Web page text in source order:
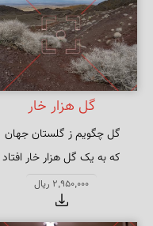
گل هزار خار
که به یک گل هزار خار افتاد
2,950,000 ریال